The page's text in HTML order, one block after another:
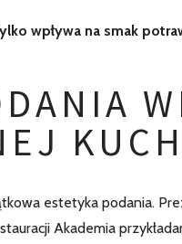
wpływa na smak
estetyka podania.
Akademia